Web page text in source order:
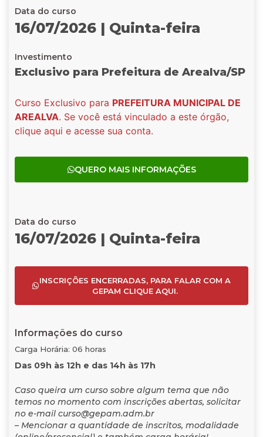
Data do curso
16/07/2026 | Quinta-feira
Investimento
Exclusivo para Prefeitura de Arealva/SP
Curso Exclusivo para PREFEITURA MUNICIPAL DE
AREALVA. Se você está vinculado a este órgão,
clique aqui e acesse sua conta.
QUERO MAIS INFORMAÇÕES
Data do curso
16/07/2026 | Quinta-feira
INSCRIÇÕES ENCERRADAS, PARA FALAR COM A
GEPAM CLIQUE AQUI.
Informações do curso
Carga Horária: 06 horas
Das 09h às 12h e das 14h às 17h
Caso queira um curso sobre algum tema que não
temos no momento com inscrições abertas, solicitar
no e-mail curso@gepam.adm.br
– Mencionar a quantidade de inscritos, modalidade